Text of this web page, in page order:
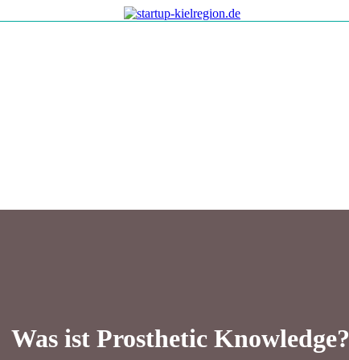
Was ist Prosthetic Knowledge?